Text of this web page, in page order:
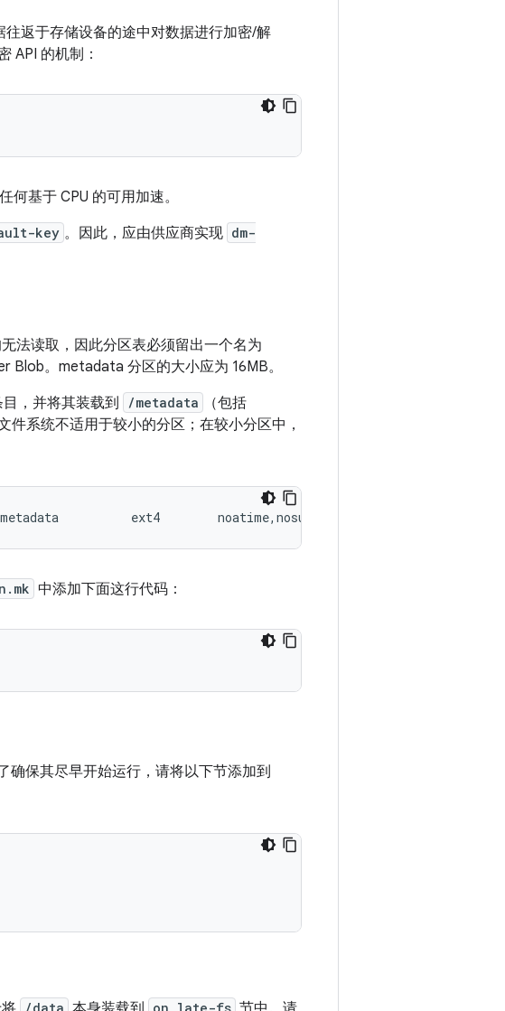
返于存储设备的途中对数据进行加密/解
API 的机制：
何基于 CPU 的可用加速。
key 。因此，应由供应商实现 dm-
法读取，因此分区表必须留出一个名为
Blob。metadata 分区的大小应为 16MB。
，并将其装载到 /metadata （包括
系统不适用于较小的分区；在较小分区中，
/metadata          ext4        noatime,nosuid,nodev,discard
中添加下面这行代码：
确保其尽早开始运行，请将以下节添加到